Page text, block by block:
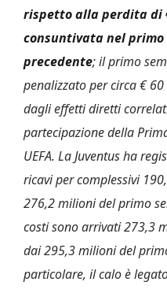
rispetto alla perdita di
consuntivata nel primo
precedente; il primo
penalizzato per circa €
dagli effetti diretti
partecipazione della
UEFA. La Juventus ha
ricavi per complessivi
276,2 milioni del primo
costi sono arrivati 273,3
dai 295,3 milioni del
particolare, il calo è